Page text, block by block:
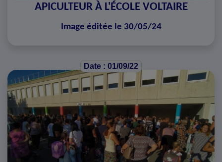
APICULTEUR À L'ÉCOLE VOLTAIRE
Image éditée le 30/05/24
Date : 01/09/22